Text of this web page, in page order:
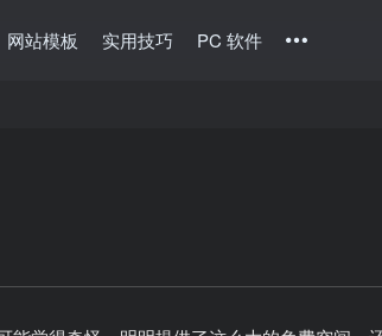
网站模板 实用技巧 PC 软件